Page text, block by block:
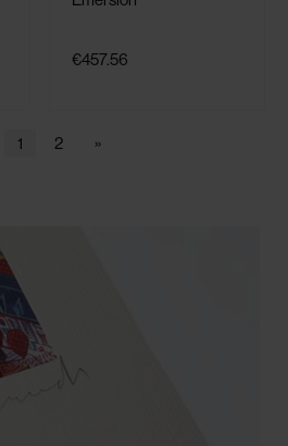
€457.56
1 2 »